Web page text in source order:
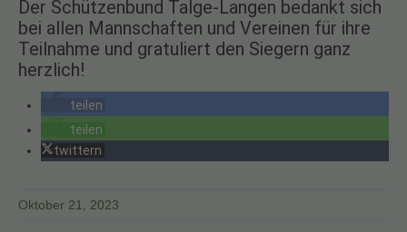
Der Schützenbund Talge-Langen bedankt sich
bei allen Mannschaften und Vereinen für ihre
Teilnahme und gratuliert den Siegern ganz
herzlich!
teilen
teilen
twittern
Oktober 21, 2023